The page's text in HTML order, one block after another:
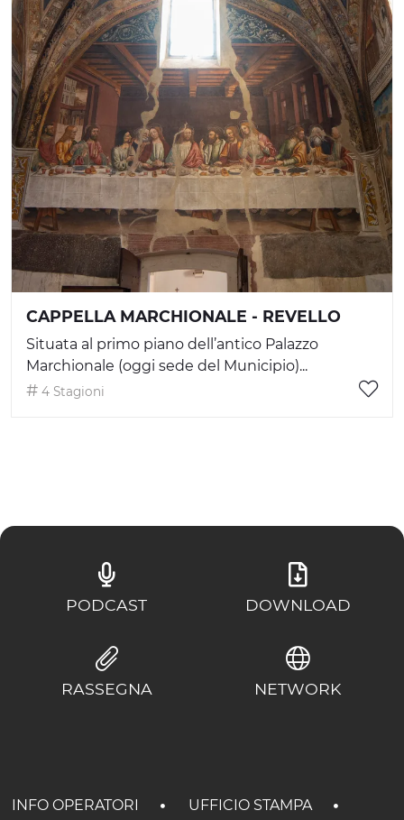
CAPPELLA MARCHIONALE - REVELLO
Situata al primo piano dell’antico Palazzo
Marchionale (oggi sede del Municipio)...
4 Stagioni
PODCAST DOWNLOAD
RASSEGNA NETWORK
INFO OPERATORI UFFICIO STAMPA